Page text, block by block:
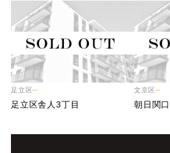
足立区
足 立 区舎 人 3丁目
文京区
朝 日 関口